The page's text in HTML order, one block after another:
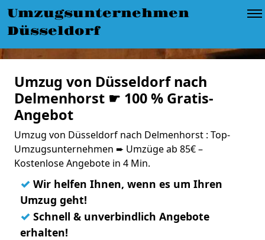
Umzugsunternehmen
Düsseldorf
Umzug von Düsseldorf nach
Delmenhorst ☛ 100 % Gratis-
Angebot
Umzug von Düsseldorf nach Delmenhorst : Top-
Umzugsunternehmen ➨ Umzüge ab 85€ –
Kostenlose Angebote in 4 Min.
✓ Wir helfen Ihnen, wenn es um Ihren
Umzug geht!
✓ Schnell & unverbindlich Angebote
erhalten!